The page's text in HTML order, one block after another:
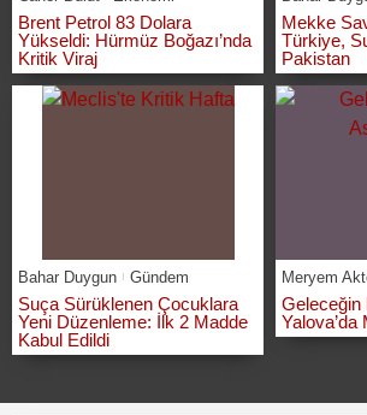
Brent Petrol 83 Dolara
Yükseldi: Hürmüz Boğazı’nda
Kritik Viraj
Mekke
Türkiye,
Pakistan
Bahar Duygun Gündem
Suça Sürüklenen Çocuklara
Yeni Düzenleme: İlk 2 Madde
Kabul Edildi
Meryem
Geleceğin
Yalova’da